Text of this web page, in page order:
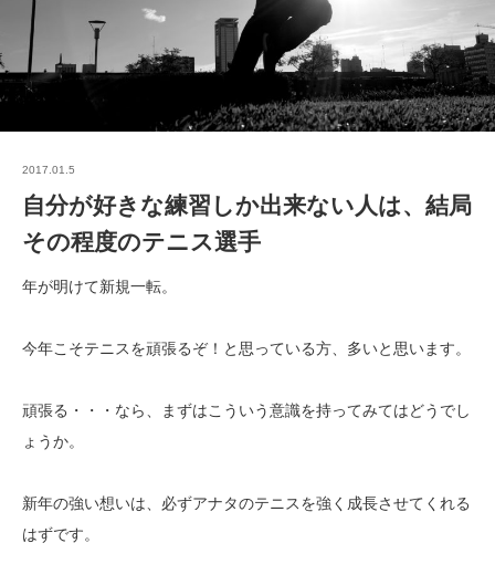
2017.01.5
自分が好きな練習しか出来ない人は、結局
その程度のテニス選手
年が明けて新規一転。
今年こそテニスを頑張るぞ！と思っている方、多いと思います。
頑張る・・・なら、まずはこういう意識を持ってみてはどうでし
ょうか。
新年の強い想いは、必ずアナタのテニスを強く成長させてくれる
はずです。